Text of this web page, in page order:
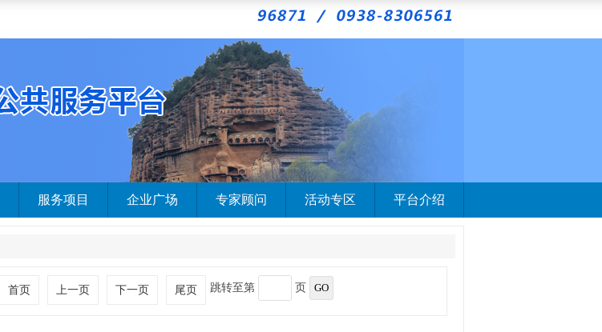
服务项目 企业广场 专家顾问 活动专区 平台介绍
首页 上一页 下一页 尾页 跳转至第 页